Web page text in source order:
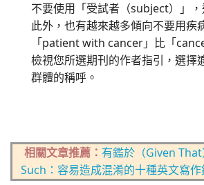
不要使用「受試者（subject）」，
此外，也有越來越多傾向不要用疾
「patient with cancer」比「
檢視您所選期刊的作者指引，選擇
群體的稱呼。
相關文章推薦： 有鑑於（Given That
Such：容易造成混淆的十種英文寫作